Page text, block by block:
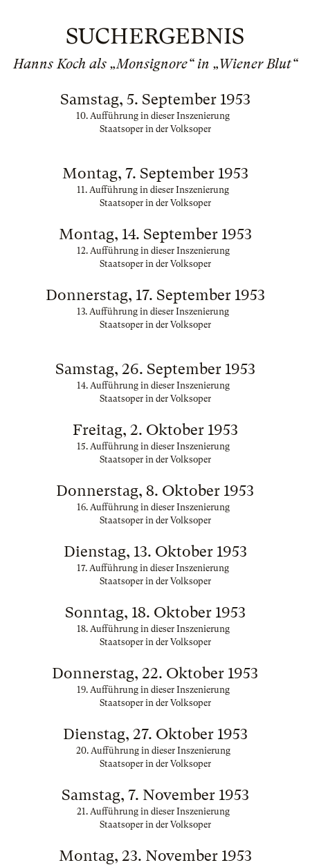
SUCHERGEBNIS
Hanns Koch als „Monsignore“ in „Wiener Blut“
Samstag, 5. September 1953
10. Aufführung in dieser Inszenierung
Staatsoper in der Volksoper
Montag, 7. September 1953
11. Aufführung in dieser Inszenierung
Staatsoper in der Volksoper
Montag, 14. September 1953
12. Aufführung in dieser Inszenierung
Staatsoper in der Volksoper
Donnerstag, 17. September 1953
13. Aufführung in dieser Inszenierung
Staatsoper in der Volksoper
Samstag, 26. September 1953
14. Aufführung in dieser Inszenierung
Staatsoper in der Volksoper
Freitag, 2. Oktober 1953
15. Aufführung in dieser Inszenierung
Staatsoper in der Volksoper
Donnerstag, 8. Oktober 1953
16. Aufführung in dieser Inszenierung
Staatsoper in der Volksoper
Dienstag, 13. Oktober 1953
17. Aufführung in dieser Inszenierung
Staatsoper in der Volksoper
Sonntag, 18. Oktober 1953
18. Aufführung in dieser Inszenierung
Staatsoper in der Volksoper
Donnerstag, 22. Oktober 1953
19. Aufführung in dieser Inszenierung
Staatsoper in der Volksoper
Dienstag, 27. Oktober 1953
20. Aufführung in dieser Inszenierung
Staatsoper in der Volksoper
Samstag, 7. November 1953
21. Aufführung in dieser Inszenierung
Staatsoper in der Volksoper
Montag, 23. November 1953